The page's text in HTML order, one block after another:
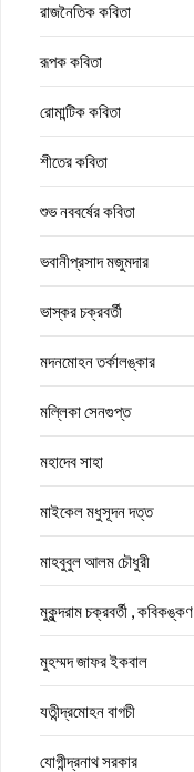
রাজনৈতিক কবিতা
রূপক কবিতা
রোমান্টিক কবিতা
শীতের কবিতা
শুভ নববর্ষের কবিতা
ভবানীপ্রসাদ মজুমদার
ভাস্কর চক্রবর্তী
মদনমোহন তর্কালঙ্কার
মল্লিকা সেনগুপ্ত
মহাদেব সাহা
মাইকেল মধুসূদন দত্ত
মাহবুবুল আলম চৌধুরী
মুকুন্দরাম চক্রবর্তী , কবিকঙ্কণ
মুহম্মদ জাফর ইকবাল
যতীন্দ্রমোহন বাগচী
যোগীন্দ্রনাথ সরকার